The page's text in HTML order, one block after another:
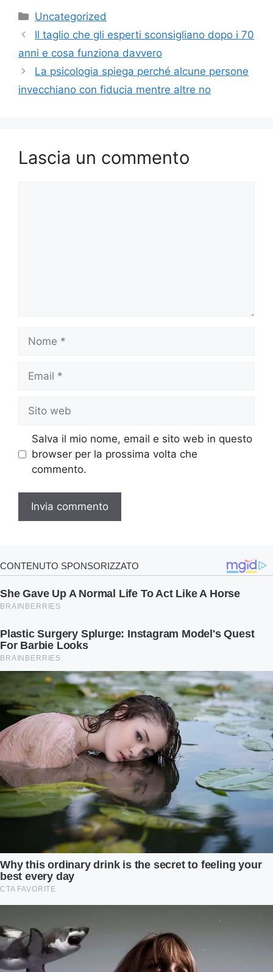
Categorie
Uncategorized
Il taglio che gli esperti sconsigliano dopo i 70
anni e cosa funziona davvero
La psicologia spiega perché alcune persone
invecchiano con fiducia mentre altre no
Lascia un commento
web
Salva il mio nome, email e sito web in questo
browser per la prossima volta che
commento.